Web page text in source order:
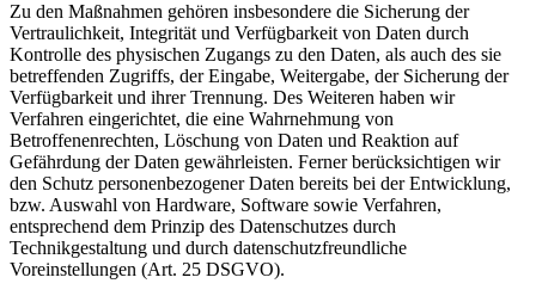
Zu den Maßnahmen gehören insbesondere die Sicherung der
Vertraulichkeit, Integrität und Verfügbarkeit von Daten durch
Kontrolle des physischen Zugangs zu den Daten, als auch des sie
betreffenden Zugriffs, der Eingabe, Weitergabe, der Sicherung der
Verfügbarkeit und ihrer Trennung. Des Weiteren haben wir
Verfahren eingerichtet, die eine Wahrnehmung von
Betroffenenrechten, Löschung von Daten und Reaktion auf
Gefährdung der Daten gewährleisten. Ferner berücksichtigen wir
den Schutz personenbezogener Daten bereits bei der Entwicklung,
bzw. Auswahl von Hardware, Software sowie Verfahren,
entsprechend dem Prinzip des Datenschutzes durch
Technikgestaltung und durch datenschutzfreundliche
Voreinstellungen (Art. 25 DSGVO).